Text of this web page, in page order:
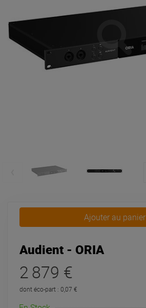
Ajouter au panier
Audient - ORIA
2 879 €
dont éco-part : 0,07 €